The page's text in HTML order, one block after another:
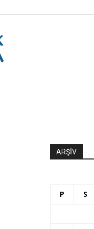
ARŞİV
P S